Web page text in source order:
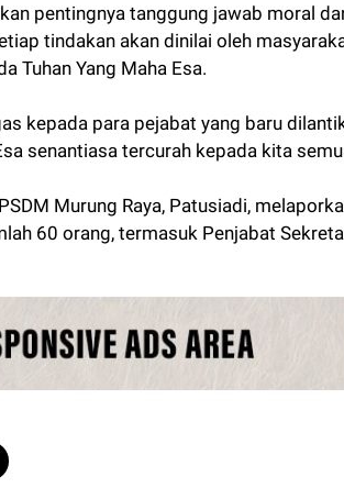
pentingnya tanggung jawab moral
tindakan akan dinilai oleh
Tuhan Yang Maha Esa.
kepada para pejabat yang baru
senantiasa tercurah kepada kita
Murung Raya, Patusiadi,
60 orang, termasuk Penjabat